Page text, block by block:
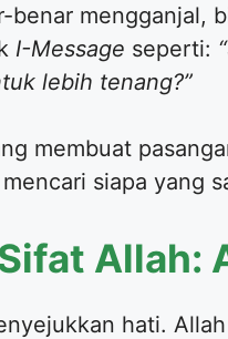
benar mengganjal,
I-Message seperti:
lebih tenang?”
membuat
siapa yang
hati.